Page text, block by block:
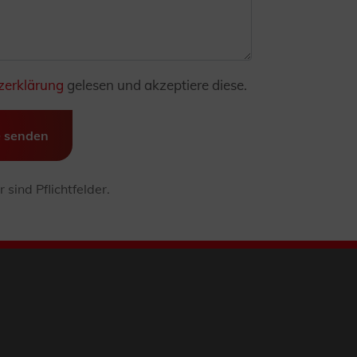
gelesen und akzeptiere diese.
sind Pflichtfelder.